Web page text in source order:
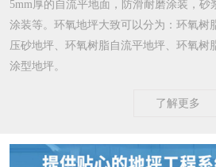
5mm厚的自流平地面，防滑耐磨涂装，砂
涂装等。环氧地坪大致可以分为：环氧树
压砂地坪、环氧树脂自流平地坪、环氧树
涂型地坪。
了解更多